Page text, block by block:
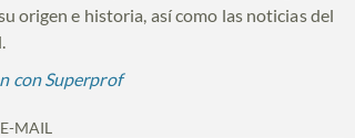
origen e historia, así como las noticias del
con Superprof
MAIL